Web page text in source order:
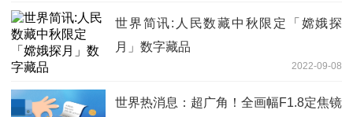
世界简讯:人民数藏中秋限定「嫦娥探
月」数字藏品
2022-09-08
世界热消息：超广角！全画幅F1.8定焦镜